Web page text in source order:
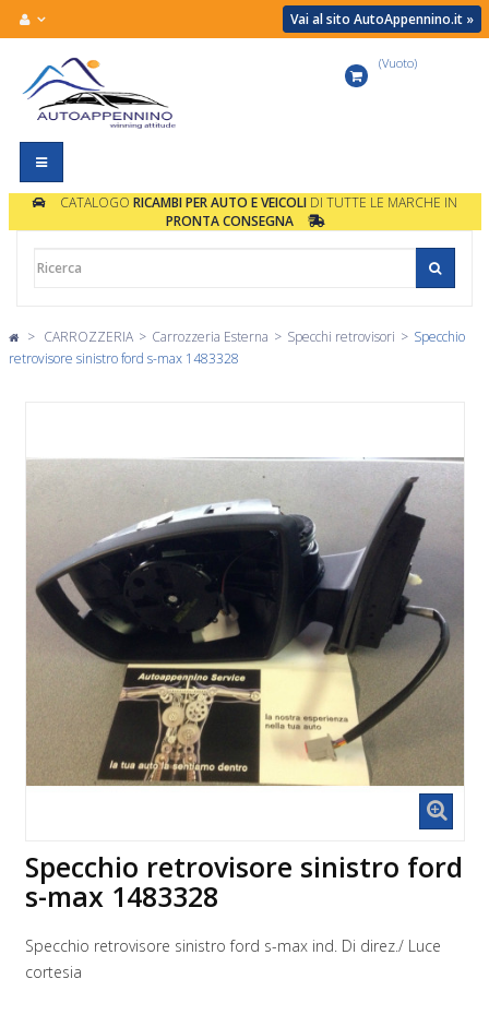
Vai al sito AutoAppennino.it »
Navigazione
Toggle
(Vuoto)
CATALOGO RICAMBI PER AUTO E VEICOLIDI TUTTE LE MARCHE IN
PRONTA CONSEGNA
> CARROZZERIA > Carrozzeria Esterna > Specchi retrovisori > Specchio
retrovisore sinistro ford s-max 1483328
Specchio retrovisore sinistro ford
s-max 1483328
Specchio retrovisore sinistro ford s-max ind. Di direz./ Luce
cortesia